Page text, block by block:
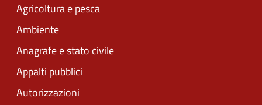
Agricoltura e pesca
Ambiente
Anagrafe e stato civile
Appalti pubblici
Autorizzazioni